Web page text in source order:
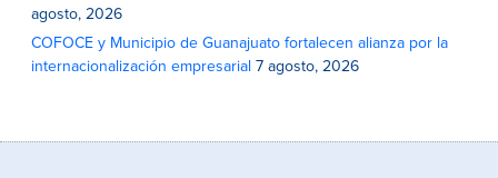
agosto, 2026
COFOCE y Municipio de Guanajuato fortalecen alianza por la
internacionalización empresarial 7 agosto, 2026